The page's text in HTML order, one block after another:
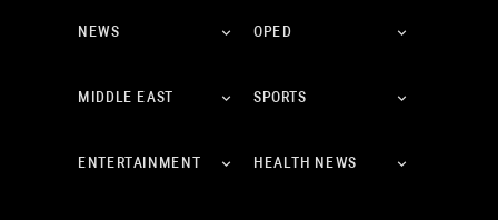
NEWS OPED
MIDDLE EAST SPORTS
ENTERTAINMENT HEALTH NEWS